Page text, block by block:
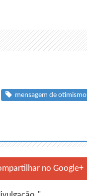
mensagem de otimismo
no Google+